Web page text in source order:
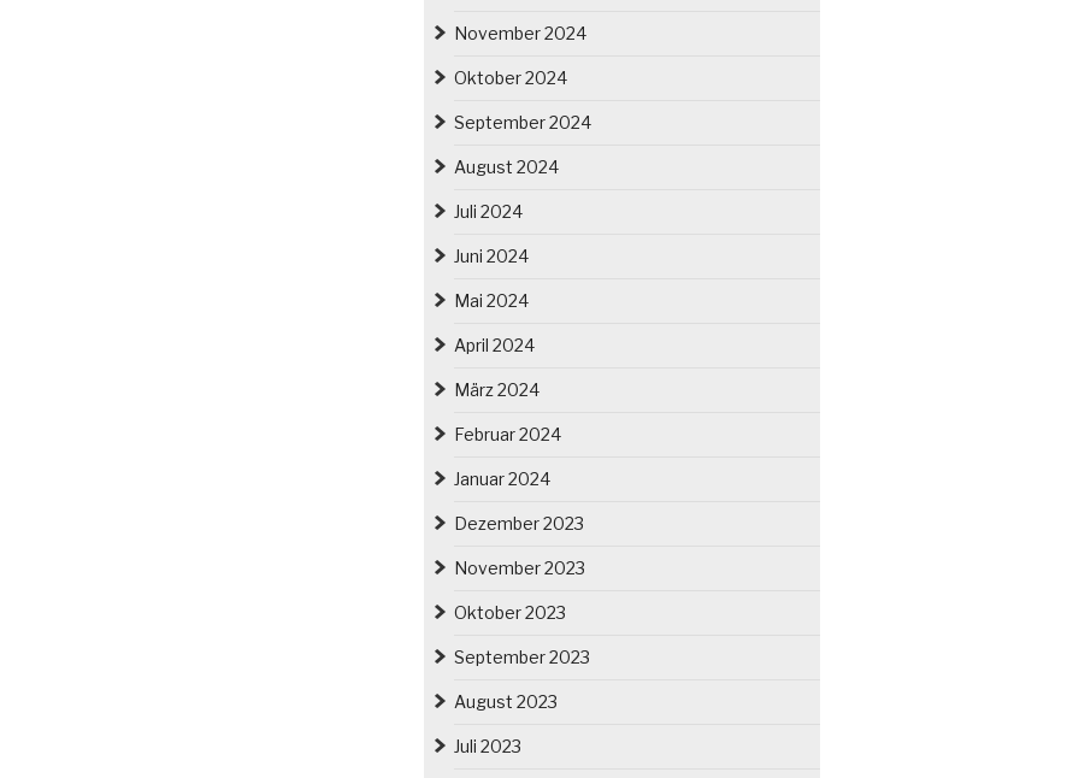
November 2024
Oktober 2024
September 2024
August 2024
Juli 2024
Juni 2024
Mai 2024
April 2024
März 2024
Februar 2024
Januar 2024
Dezember 2023
November 2023
Oktober 2023
September 2023
August 2023
Juli 2023